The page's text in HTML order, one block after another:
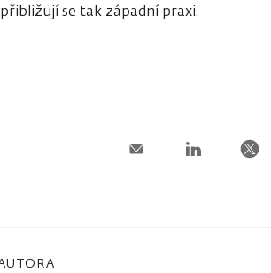
se tak západní praxi.